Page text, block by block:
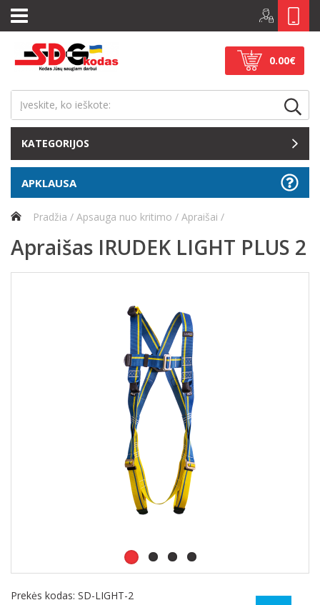
0.00€
KATEGORIJOS
APKLAUSA
Pradžia Apsauga nuo kritimo Apraišai
Apraišas IRUDEK LIGHT PLUS 2
Prekės kodas: SD-LIGHT-2